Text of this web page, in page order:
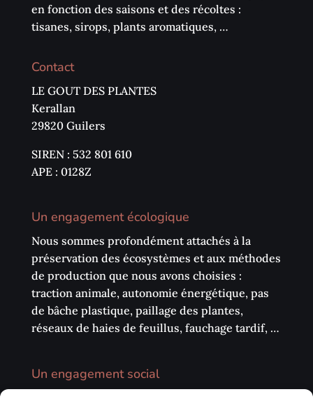
en fonction des saisons et des récoltes :
tisanes, sirops, plants aromatiques, …
Contact
LE GOUT DES PLANTES
Kerallan
29820 Guilers
SIREN : 532 801 610
APE : 0128Z
Un engagement écologique
Nous sommes profondément attachés à la
préservation des écosystèmes et aux méthodes
de production que nous avons choisies :
traction animale, autonomie énergétique, pas
de bâche plastique, paillage des plantes,
réseaux de haies de feuillus, fauchage tardif, …
Un engagement social